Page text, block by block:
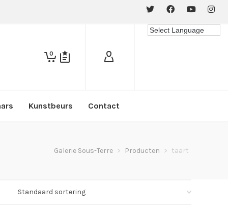
0
Kunstbeurs Contact
Galerie Sous-Terre > Producten > taart